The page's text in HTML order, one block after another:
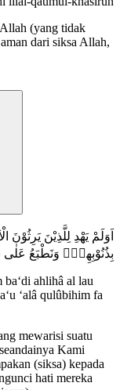
(yang tidak
dari siksa Allah,
اَوَلَمْ يَهْدِ لِلَّذِيْنَ
بِذُنُوْبِهِمْۚ وَنَطْبَعُ عَلٰى
ahlihâ al lau
‘alâ qulûbihim fa
mewarisi suatu
Kami
(siksa) kepada
hati mereka